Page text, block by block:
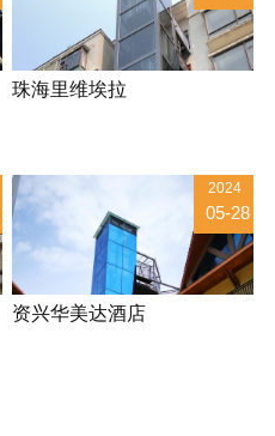
珠海里维埃拉
2024
05-28
资兴华美达酒店